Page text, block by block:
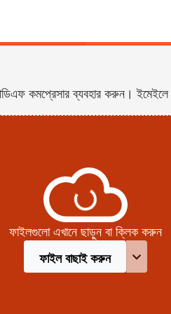
কমপ্রেসার ব্যবহার করুন।
ফাইলগুলো এখানে ছাড়ুন বা ক্লিক করুন
ফাইল বাছাই করুন